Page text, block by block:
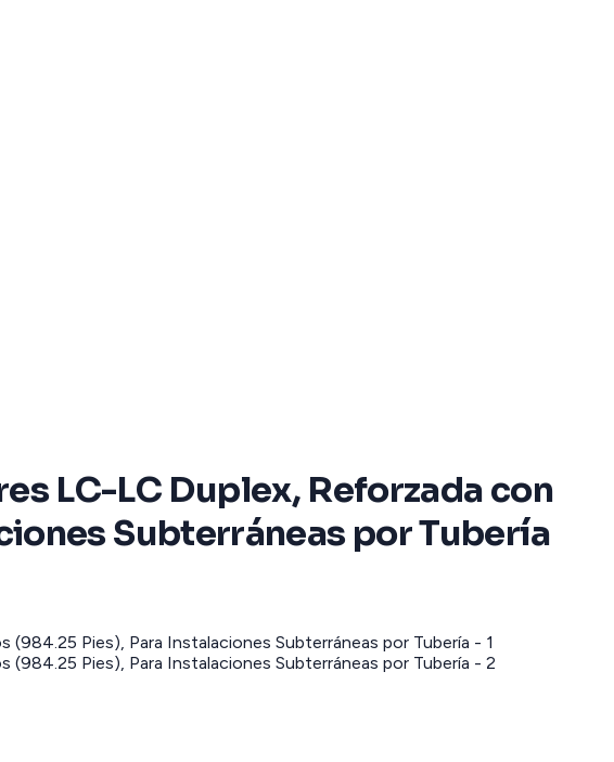
LC-LC Duplex, Reforzada con
Subterráneas por Tubería